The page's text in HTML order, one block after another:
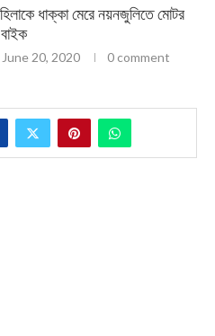
ধাক্কা মেরে নয়নজুলিতে মোটর
বাইক
June 20, 2020 0 comment